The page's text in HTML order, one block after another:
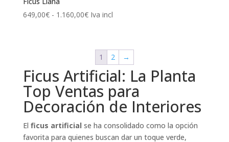
649,00€ - 1.160,00€Rango
desde
649,00€
hasta
1.160,00€
Iva incl
1 2 →
Ficus Artificial: La Planta
Top Ventas para
Decoración de Interiores
El ficus artificial se ha consolidado como la opción
favorita para quienes buscan dar un toque verde,